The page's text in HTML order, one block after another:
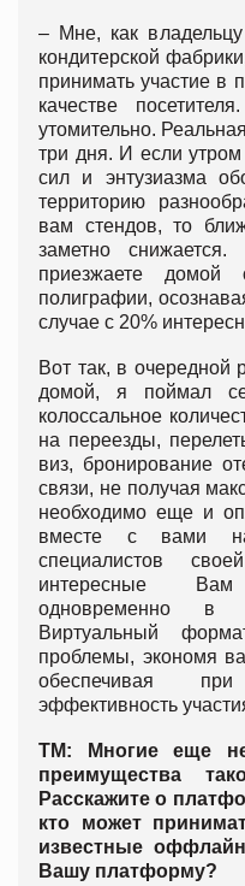
– Мне, как
кондитерской
принимать участие
качестве
утомительно.
три дня. И если
сил и энтузиазма
территорию
вам стендов, то
заметно
приезжаете домой
полиграфии,
случае с 20%
Вот так, в очередной
домой, я поймал
колоссальное
на переезды,
виз, бронирование
связи, не получая
необходимо еще и
вместе с вами
специалистов
интересные
одновременно в
Виртуальный
проблемы, экономя
обеспечивая
эффективность
ТМ: Многие еще
преимущества
Расскажите о
кто может
известные
Вашу платформу?